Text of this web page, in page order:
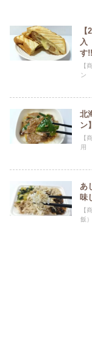
入
す!!
【
ン
北
ン
【
用
あ
味
【
飯